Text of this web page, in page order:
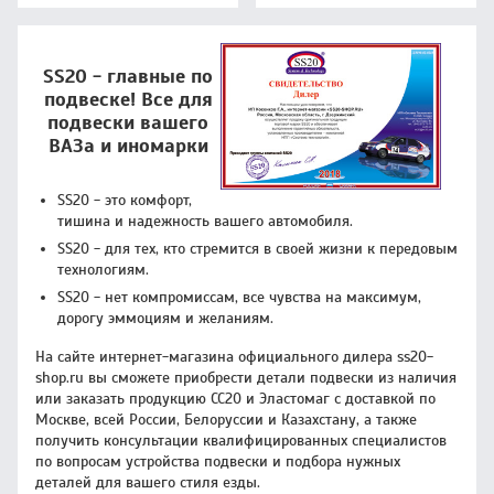
SS20 - главные по
подвеске! Все для
подвески вашего
ВАЗа и иномарки
SS20 - это комфорт,
тишина и надежность вашего автомобиля.
SS20 - для тех, кто стремится в своей жизни к передовым
технологиям.
SS20 - нет компромиссам, все чувства на максимум,
дорогу эммоциям и желаниям.
На сайте интернет-магазина официального дилера ss20-
shop.ru вы сможете приобрести детали подвески из наличия
или заказать продукцию CC20 и Эластомаг с доставкой по
Москве, всей России, Белоруссии и Казахстану, а также
получить консультации квалифицированных специалистов
по вопросам устройства подвески и подбора нужных
деталей для вашего стиля езды.